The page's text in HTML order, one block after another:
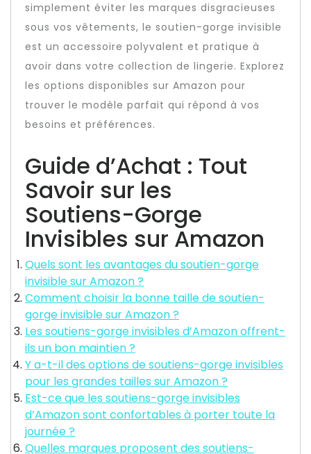
simplement éviter les marques disgracieuses
sous vos vêtements, le soutien-gorge invisible
est un accessoire polyvalent et pratique à
avoir dans votre collection de lingerie. Explorez
les options disponibles sur Amazon pour
trouver le modèle parfait qui répond à vos
besoins et préférences.
Guide d’Achat : Tout
Savoir sur les
Soutiens-Gorge
Invisibles sur Amazon
Quels sont les avantages du soutien-gorge
invisible sur Amazon ?
Comment choisir la bonne taille de soutien-
gorge invisible sur Amazon ?
Les soutiens-gorge invisibles d’Amazon offrent-
ils un bon maintien ?
Y a-t-il des options de soutiens-gorge invisibles
pour les grandes tailles sur Amazon ?
Est-ce que les soutiens-gorge invisibles
d’Amazon sont confortables à porter toute la
journée ?
Quelles marques proposent des soutiens-